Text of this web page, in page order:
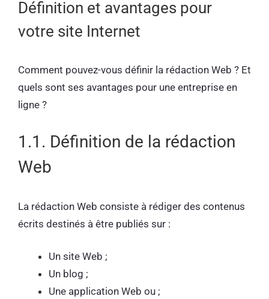
Définition et avantages pour
votre site Internet
Comment pouvez-vous définir la rédaction Web ? Et
quels sont ses avantages pour une entreprise en
ligne ?
1.1. Définition de la rédaction
Web
La rédaction Web consiste à rédiger des contenus
écrits destinés à être publiés sur :
Un site Web ;
Un blog ;
Une application Web ou ;